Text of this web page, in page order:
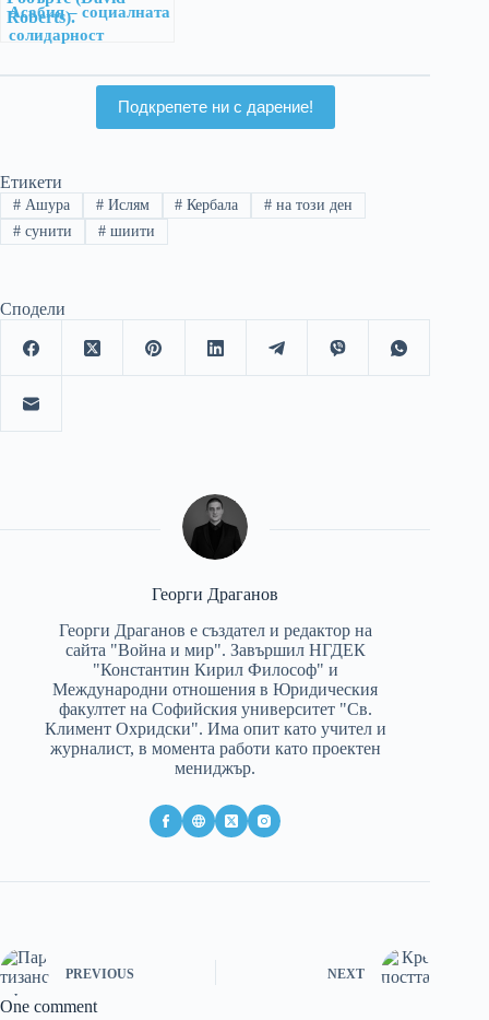
Асабия – социалната
солидарност
Подкрепете ни с дарение!
Етикети
#Ашура #Ислям # Кербала # на този ден
#сунити #шиити
Сподели
Георги Драганов
Георги Драганов е създател и редактор на
сайта "Война и мир". Завършил НГДЕК
"Константин Кирил Философ" и
Международни отношения в Юридическия
факултет на Софийския университет "Св.
Климент Охридски". Има опит като учител и
журналист, в момента работи като проектен
мениджър.
PREVIOUS NEXT
One comment